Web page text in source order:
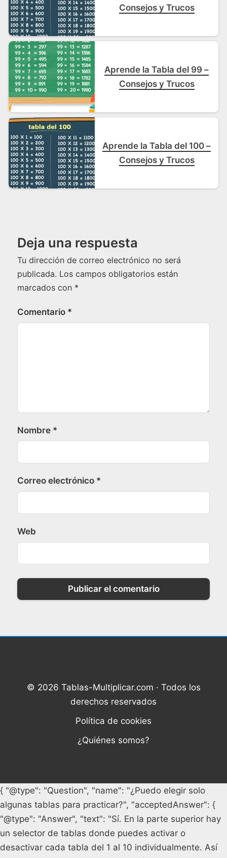
Consejos y Trucos
Aprende la Tabla del 99 –
Consejos y Trucos
Aprende la Tabla del 100 –
Consejos y Trucos
Deja una respuesta
Tu dirección de correo electrónico no será
publicada. Los campos obligatorios están
marcados con *
Comentario *
Nombre *
Correo electrónico *
Web
© 2026 Tablas-Multiplicar.com · Todos los
derechos reservados
Política de cookies
¿Quiénes somos?
{ "@type": "Question", "name": "¿Puedo elegir solo
algunas tablas para practicar?", "acceptedAnswer": {
"@type": "Answer", "text": "Sí. En la parte superior hay
un selector de tablas donde puedes activar o
desactivar cada tabla del 1 al 10 individualmente. Así